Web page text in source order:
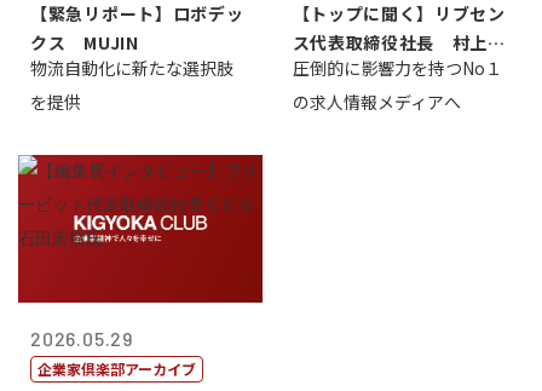
【緊急リポート】ロボデッ
クス MUJIN
物流自動化に新たな選択肢
を提供
【トップに聞く】リブセン
ス代表取締役社長 村上太
一 氏
圧倒的に影響力を持つNo１
の求人情報メディアへ
2026.05.29
企業家倶楽部アーカイブ